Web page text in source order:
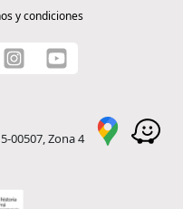
y condiciones
00507, Zona 4